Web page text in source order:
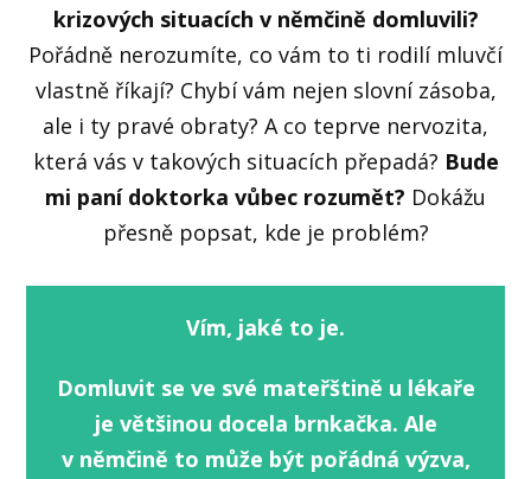
krizových situacích v němčině domluvili?
Pořádně nerozumíte, co vám to ti rodilí mluvčí
vlastně říkají? Chybí vám nejen slovní zásoba,
ale i ty pravé obraty? A co teprve nervozita,
která vás v takových situacích přepadá? Bude
mi paní doktorka vůbec rozumět? Dokážu
přesně popsat, kde je problém?
Vím, jaké to je.
Domluvit se ve své mateřštině u lékaře
je většinou docela brnkačka. Ale
v němčině to může být pořádná výzva,